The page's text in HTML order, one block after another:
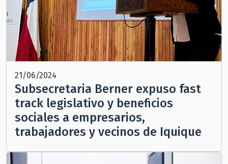
21/06/2024
Subsecretaria Berner expuso fast
track legislativo y beneficios
sociales a empresarios,
trabajadores y vecinos de Iquique